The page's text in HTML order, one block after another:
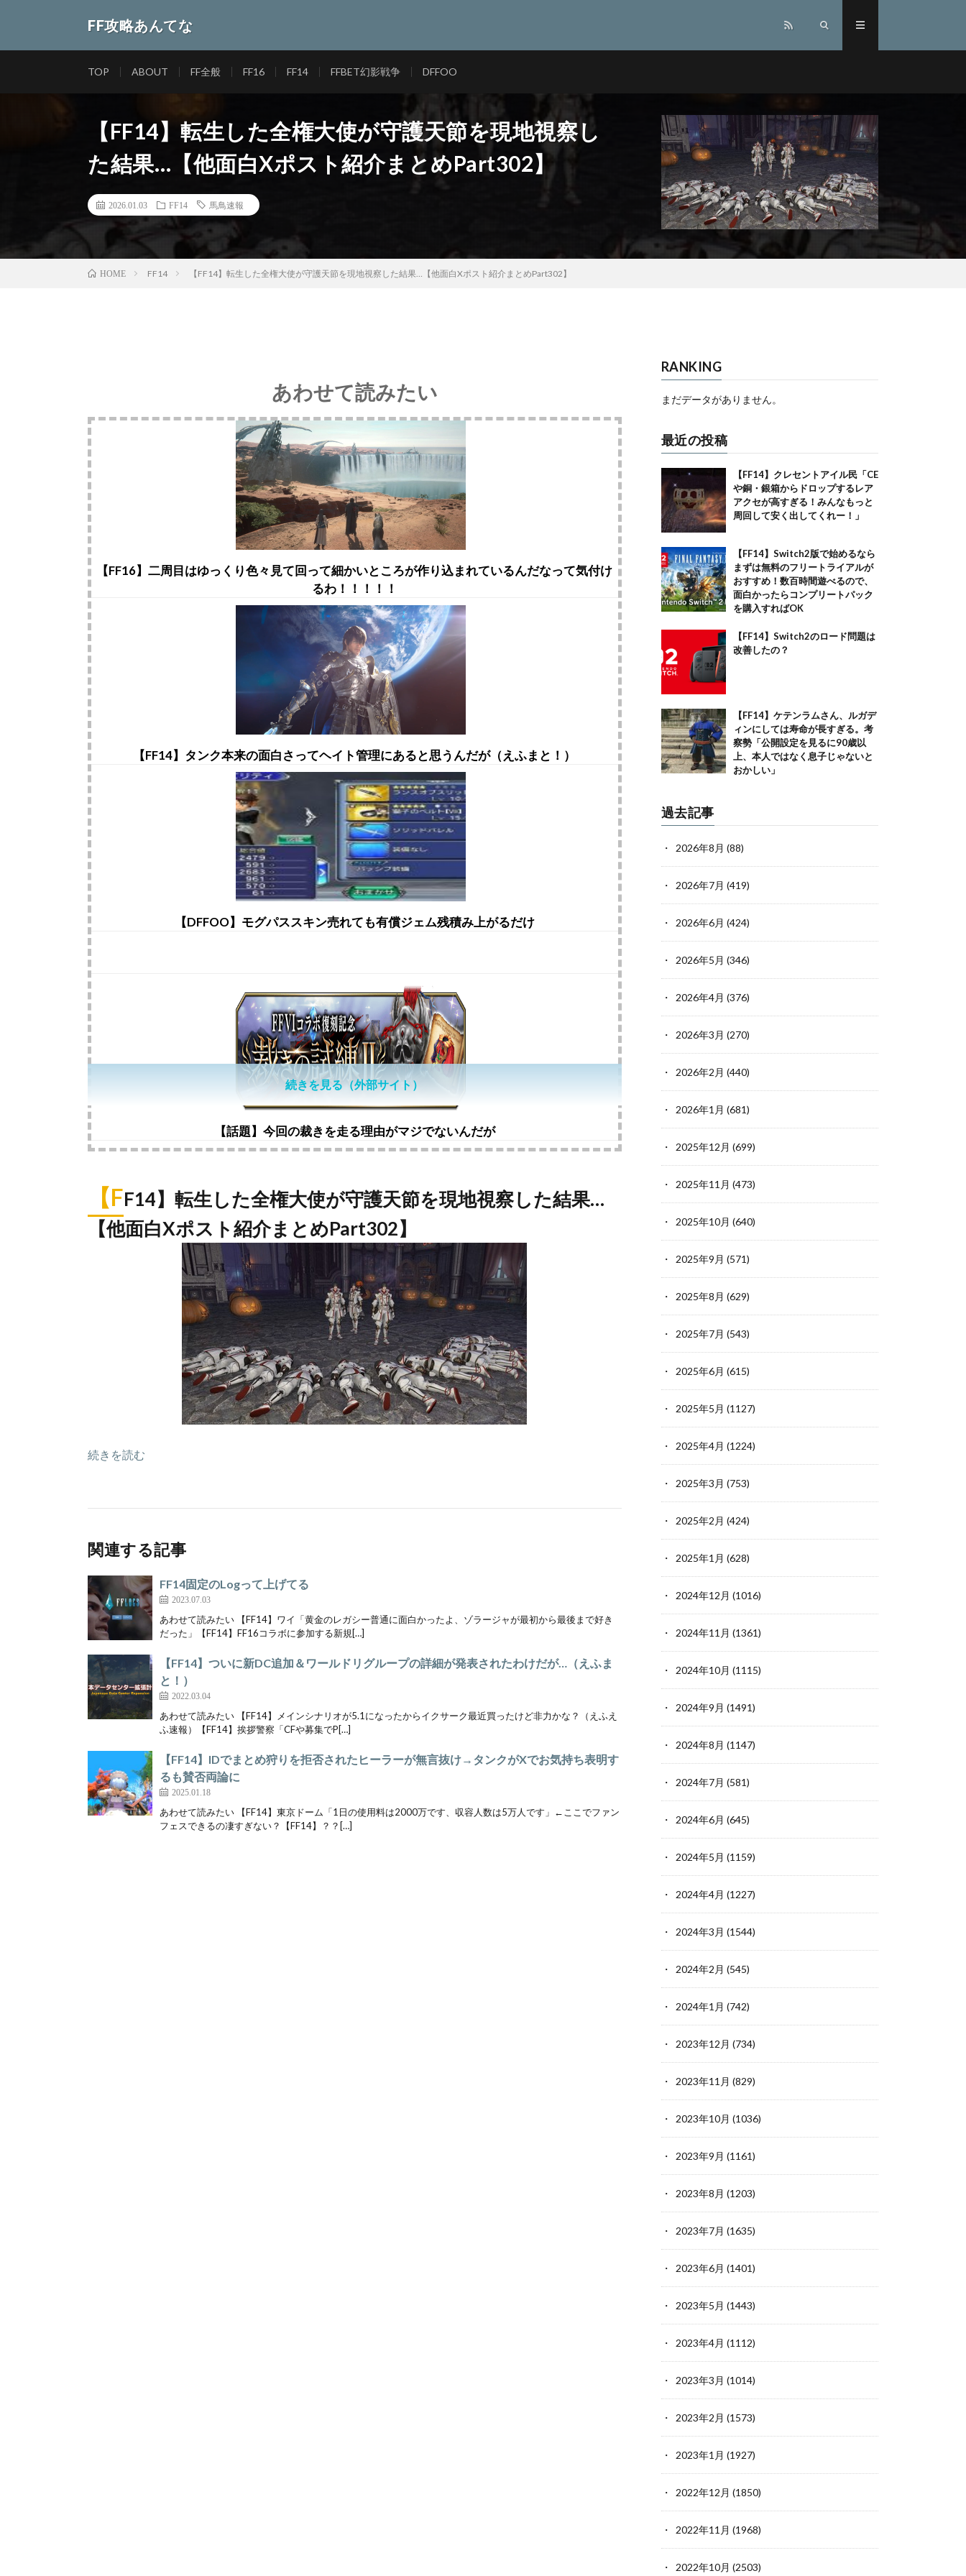
FF攻略あんてな
TOP ABOUT FF全般 FF16 FF14 FFBET幻影戦争 DFFOO
【FF14】転生した全権大使が守護天節を現地視察し
た結果…【他面白Xポスト紹介まとめPart302】
2026.01.03 FF14 馬鳥速報
HOME FF14 【FF14】転生した全権大使が守護天節を現地視察した結果…【他面白Xポスト紹介まとめPart302】
あわせて読みたい
【FF16】二周目はゆっくり色々見て回って細かいところが作り込まれているんだなって気付け
るわ！！！！！
【FF14】タンク本来の面白さってヘイト管理にあると思うんだが（えふまと！）
【DFFOO】モグパススキン売れても有償ジェム残積み上がるだけ
【話題】今回の裁きを走る理由がマジでないんだが
【FF14】転生した全権大使が守護天節を現地視察した結果…
【他面白Xポスト紹介まとめPart302】
続きを読む
続きを見る（外部サイト）
関連する記事
FF14固定のLogって上げてる
2023.07.03
あわせて読みたい 【FF14】ワイ「黄金のレガシー普通に面白かったよ、ゾラージャが最初から最後まで好き
だった」【FF14】FF16コラボに参加する新規[…]
【FF14】ついに新DC追加＆ワールドリグループの詳細が発表されたわけだが…（えふま
と！）
2022.03.04
あわせて読みたい 【FF14】メインシナリオが5.1になったからイクサーク最近買ったけど非力かな？（えふえ
ふ速報）【FF14】挨拶警察「CFや募集でP[…]
【FF14】IDでまとめ狩りを拒否されたヒーラーが無言抜け→タンクがXでお気持ち表明す
るも賛否両論に
2025.01.18
あわせて読みたい 【FF14】東京ドーム「1日の使用料は2000万です、収容人数は5万人です」←ここでファン
フェスできるの凄すぎない？【FF14】？？[…]
RANKING
まだデータがありません。
最近の投稿
【FF14】クレセントアイル民「CE
や銅・銀箱からドロップするレア
アクセが高すぎる！みんなもっと
周回して安く出してくれー！」
【FF14】Switch2版で始めるなら
まずは無料のフリートライアルが
おすすめ！数百時間遊べるので、
面白かったらコンプリートパック
を購入すればOK
【FF14】Switch2のロード問題は
改善したの？
【FF14】ケテンラムさん、ルガデ
ィンにしては寿命が長すぎる。考
察勢「公開設定を見るに90歳以
上、本人ではなく息子じゃないと
おかしい」
過去記事
2026年8月 (88)
2026年7月 (419)
2026年6月 (424)
2026年5月 (346)
2026年4月 (376)
2026年3月 (270)
2026年2月 (440)
2026年1月 (681)
2025年12月 (699)
2025年11月 (473)
2025年10月 (640)
2025年9月 (571)
2025年8月 (629)
2025年7月 (543)
2025年6月 (615)
2025年5月 (1127)
2025年4月 (1224)
2025年3月 (753)
2025年2月 (424)
2025年1月 (628)
2024年12月 (1016)
2024年11月 (1361)
2024年10月 (1115)
2024年9月 (1491)
2024年8月 (1147)
2024年7月 (581)
2024年6月 (645)
2024年5月 (1159)
2024年4月 (1227)
2024年3月 (1544)
2024年2月 (545)
2024年1月 (742)
2023年12月 (734)
2023年11月 (829)
2023年10月 (1036)
2023年9月 (1161)
2023年8月 (1203)
2023年7月 (1635)
2023年6月 (1401)
2023年5月 (1443)
2023年4月 (1112)
2023年3月 (1014)
2023年2月 (1573)
2023年1月 (1927)
2022年12月 (1850)
2022年11月 (1968)
2022年10月 (2503)